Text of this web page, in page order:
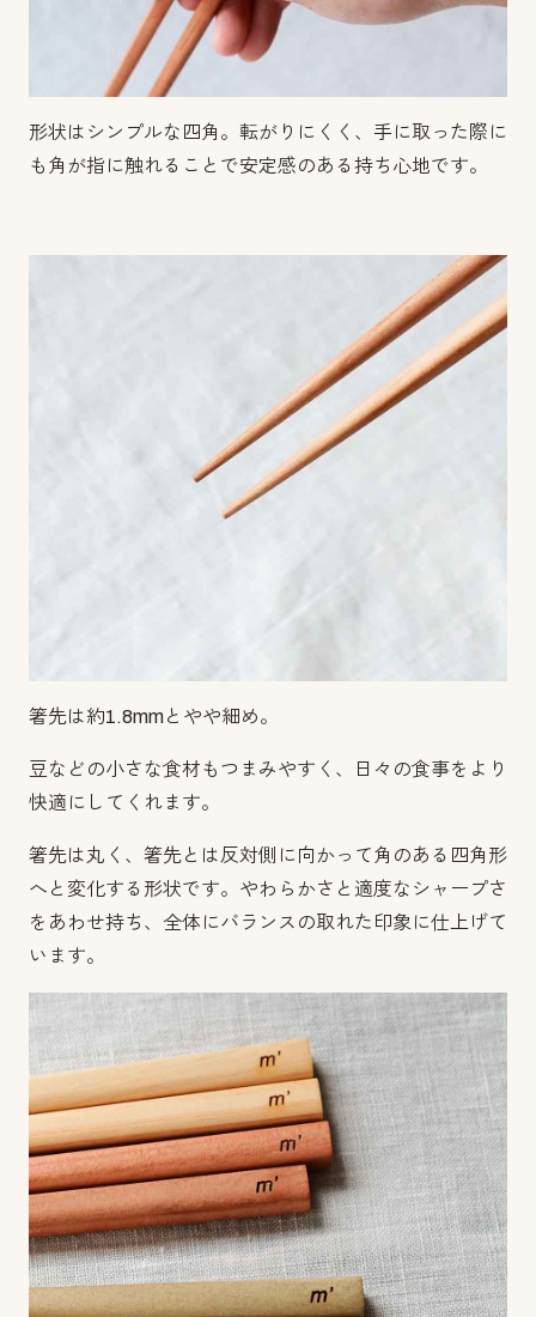
形状はシンプルな四角。転がりにくく、手に取った際に
も角が指に触れることで安定感のある持ち心地です。
箸先は約1.8mmとやや細め。
豆などの小さな食材もつまみやすく、日々の食事をより
快適にしてくれます。
箸先は丸く、箸先とは反対側に向かって角のある四角形
へと変化する形状です。やわらかさと適度なシャープさ
をあわせ持ち、全体にバランスの取れた印象に仕上げて
います。